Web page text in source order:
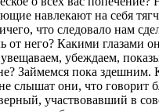
навлекают на себя
что следовало нам
него? Какими глазами
убеждаем,
Займемся пока
слышат они, что
участвовавший в